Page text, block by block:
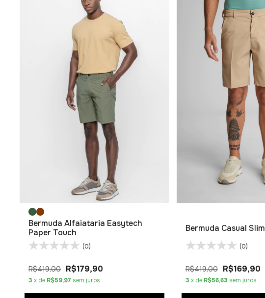
Bermuda Alfaiataria Easytech
Paper Touch
(0)
R$419,00 R$179,90
3 x de R$59,97 sem juros
Bermuda Casual Slim
(0)
R$419,00 R$169,90
3 x de R$56,63 sem juros